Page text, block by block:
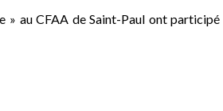
» au CFAA de Saint-Paul ont